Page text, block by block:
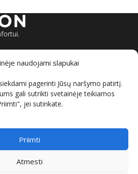
naudojami slapukai
pagerinti Jūsų naršymo patirtį.
gali sutrikti svetainėje teikiamos
jei sutinkate.
Priimti
Atmesti